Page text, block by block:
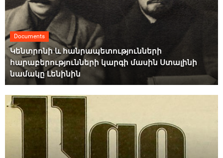
Documents
Կենտրոնի և հանրապետությունների
հարաբերությունների կարգի մասին Ստալինի
նամակը Լենինին